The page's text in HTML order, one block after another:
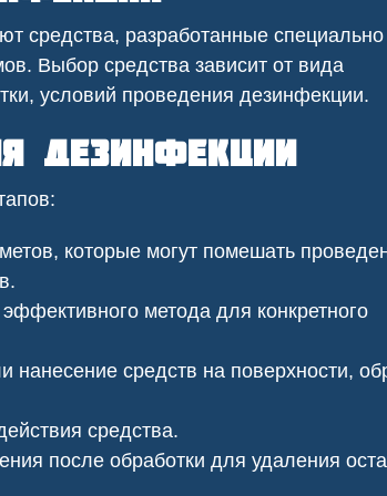
доме Чумка у щенка
средства, разработанные
Выбор средства зависит от вида
условий проведения дезинфекции.
дезинфекции
которые могут помешать
метода для конкретного
средств на поверхности,
средства.
после обработки для удаления